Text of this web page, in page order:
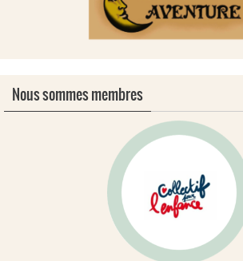
Nous sommes membres